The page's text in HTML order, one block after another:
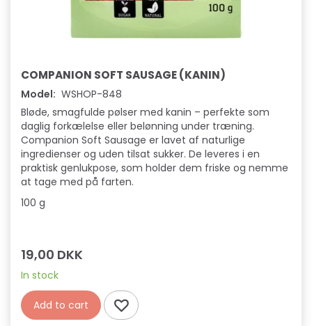
COMPANION SOFT SAUSAGE (KANIN)
Model: WSHOP-848
Bløde, smagfulde pølser med kanin – perfekte som
daglig forkælelse eller belønning under træning.
Companion Soft Sausage er lavet af naturlige
ingredienser og uden tilsat sukker. De leveres i en
praktisk genlukpose, som holder dem friske og nemme
at tage med på farten.
100 g
19,00 DKK
In stock
Add to cart